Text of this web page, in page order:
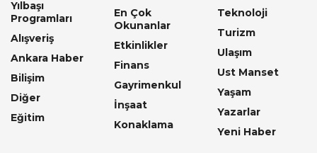
Yılbaşı
Programları
Alışveriş
Ankara Haber
Bilişim
Diğer
Eğitim
En Çok
Okunanlar
Etkinlikler
Finans
Gayrimenkul
İnşaat
Konaklama
Teknoloji
Turizm
Ulaşım
Ust Manset
Yaşam
Yazarlar
Yeni Haber